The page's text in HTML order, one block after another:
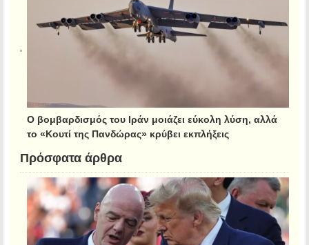
Ο βομβαρδισμός του Ιράν μοιάζει εύκολη λύση, αλλά
το «Κουτί της Πανδώρας» κρύβει εκπλήξεις
Πρόσφατα άρθρα